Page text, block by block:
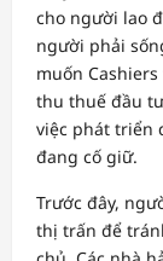
cho người lao
người phải
muốn
thu thuế đầu
việc phát triển
đang cố giữ.
Trước đây,
thị trấn để